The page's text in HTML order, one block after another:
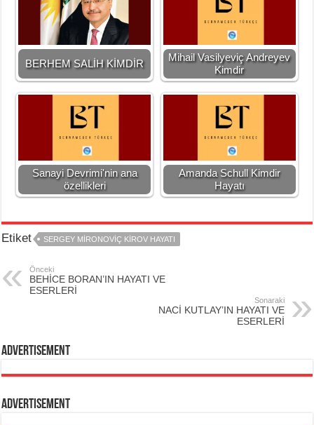
BERHEM SALİH KİMDİR
Mihail Vasilyeviç Andreyev
Kimdir
Sanayi Devrimi'nin ana
özellikleri
Amanda Schull Kimdir
Hayatı
Etiket SERGEY MİRONOVİÇ KİROV HAYATI
Önceki
BEHİCE BORAN’IN HAYATI VE
ESERLERİ
Sonaraki
NACİ KUTLAY’IN HAYATI VE
ESERLERİ
Advertisement
Advertisement